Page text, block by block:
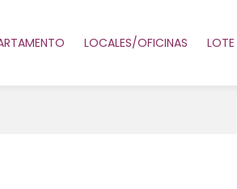
LOCALES/OFICINAS LOTE